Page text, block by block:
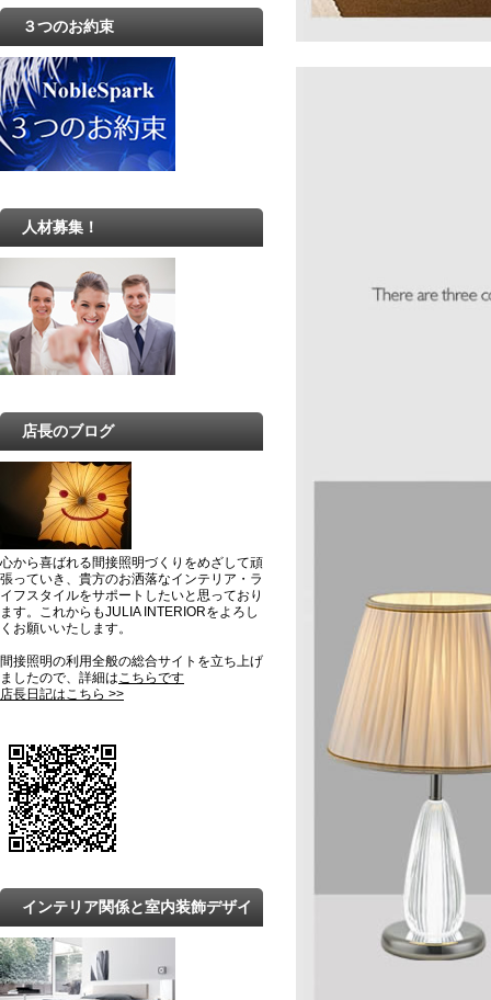
３つのお約束
人材募集！
店長のブログ
心から喜ばれる間接照明づくりをめざして頑
張っていき、貴方のお洒落なインテリア・ラ
イフスタイルをサポートしたいと思っており
ます。これからもJULIA INTERIORをよろし
くお願いいたします。
間接照明の利用全般の総合サイトを立ち上げ
ましたので、詳細はこちらです
店長日記はこちら >>
インテリア関係と室内装飾デザイ
ンの最新トレンドと知識